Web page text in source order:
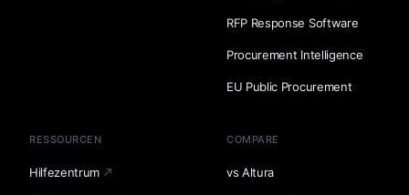
RFP Response Software
Procurement Intelligence
EU Public Procurement
RESSOURCEN
Hilfezentrum
COMPARE
vs Altura